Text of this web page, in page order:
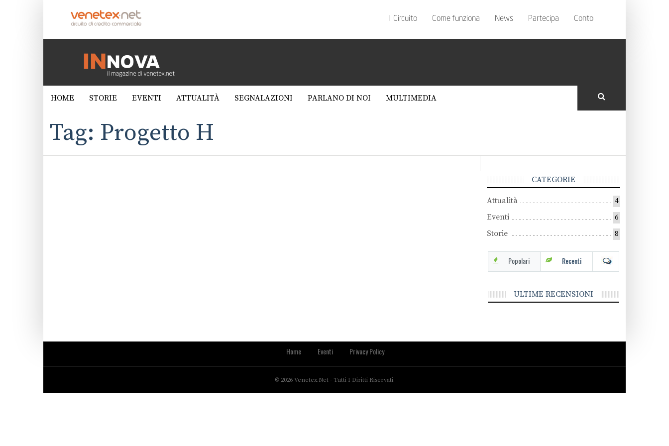
Il Circuito Come funziona News Partecipa Conto
HOME STORIE EVENTI ATTUALITÀ SEGNALAZIONI PARLANO DI NOI MULTIMEDIA
Tag: Progetto H
CATEGORIE
Attualità 4
Eventi 6
Storie 8
Popolari Recenti
ULTIME RECENSIONI
Home Eventi Privacy Policy
© 2026 Venetex.net - Tutti I Diritti Riservati.